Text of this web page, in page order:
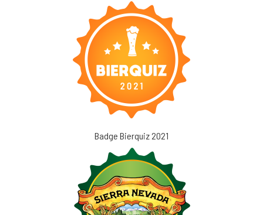
Badge Bierquiz 2021